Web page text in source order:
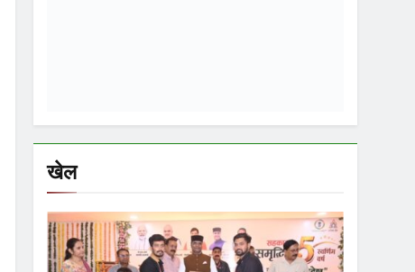
मध्यप्रदेश बनेगा देश में महिलाओं की सोसायटी बनाने
वाला अग्रणी राज्य : मंत्री श्री सारंग
1 Month Ago
02
खेल शिक्षा
सांदीपनि शास.मॉडल स्कूल डीडी नगर में समर कैंप